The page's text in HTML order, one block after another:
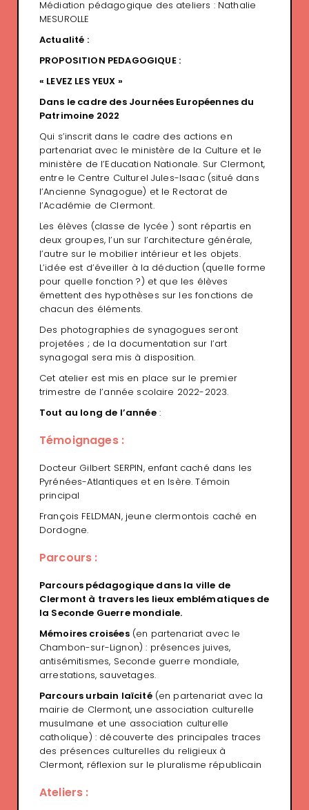
Médiation pédagogique des ateliers : Nathalie
MESUROLLE
Actualité :
PROPOSITION PEDAGOGIQUE :
« LEVEZ LES YEUX »
Dans le cadre des Journées Européennes du
Patrimoine 2022
Qui s’inscrit dans le cadre des actions en
partenariat avec le ministère de la Culture et le
ministère de l’Education Nationale. Sur Clermont,
entre le Centre Culturel Jules-Isaac (situé dans
l’Ancienne Synagogue) et le Rectorat de
l’Académie de Clermont.
Les élèves (classe de lycée ) sont répartis en
deux groupes, l’un sur l’architecture générale,
l’autre sur le mobilier intérieur et les objets.
L’idée est d’éveiller à la déduction (quelle forme
pour quelle fonction ?) et que les élèves
émettent des hypothèses sur les fonctions de
chacun des éléments.
Des photographies de synagogues seront
projetées ; de la documentation sur l’art
synagogal sera mis à disposition.
Cet atelier est mis en place sur le premier
trimestre de l’année scolaire 2022-2023.
Tout au long de l’année:
Témoignages :
Docteur Gilbert SERPIN, enfant caché dans les
Pyrénées-Atlantiques et en Isère. Témoin
principal
François FELDMAN, jeune clermontois caché en
Dordogne.
Parcours :
Parcours pédagogique dans la ville de
Clermont à travers les lieux emblématiques de
la Seconde Guerre mondiale.
Mémoires croisées(en partenariat avec le
Chambon-sur-Lignon) : présences juives,
antisémitismes, Seconde guerre mondiale,
arrestations, sauvetages.
Parcours urbain laïcité(en partenariat avec la
mairie de Clermont, une association culturelle
musulmane et une association culturelle
catholique) : découverte des principales traces
des présences culturelles du religieux à
Clermont, réflexion sur le pluralisme républicain
Ateliers :